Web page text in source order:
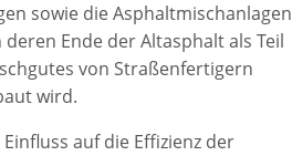
sowie die Asphaltmischanlagen
Ende der Altasphalt als Teil
von Straßenfertigern
wird.
auf die Effizienz der